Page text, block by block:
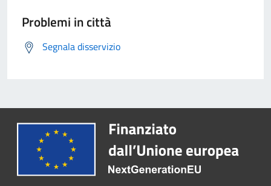
Problemi in città
Segnala disservizio